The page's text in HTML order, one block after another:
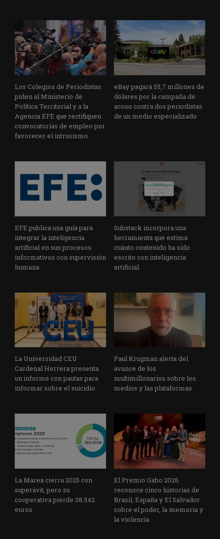
Los Colegios de Periodistas
piden al Ministerio de
Política Territorial y a la
Agencia EFE que rectifiquen
convocatorias de empleo por
favorecer el intrusismo
eBay pagará 55,7 millones de
dólares por la campaña de
acoso contra dos periodistas
de un medio especializado
EFE publica una guía para
integrar la inteligencia
artificial en sus procesos
informativos con supervisión
humana
Substack incorpora una
herramienta que estima
cuánto contenido ha sido
escrito con inteligencia
artificial
La Universidad CEU
Cardenal Herrera presenta
un informe con pautas para
informar sobre el suicidio
Paul Krugman alerta del
avance de los
multimillonarios sobre los
medios y las plataformas
La Marea cierra 2025 con
superávit, pero su
cooperativa pierde 38.542
euros
El Premio Gabo 2026
reconoce cinco historias de
Brasil, España y El Salvador
sobre el poder, la memoria y
la violencia